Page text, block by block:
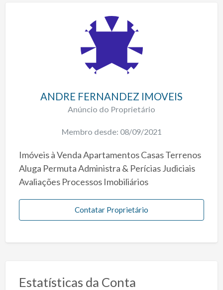
ANDRE FERNANDEZ IMOVEIS
Anúncio do Proprietário
Membro desde: 08/09/2021
Imóveis à Venda Apartamentos Casas Terrenos
Aluga Permuta Administra & Perícias Judiciais
Avaliações Processos Imobiliários
Contatar Proprietário
Estatísticas da Conta